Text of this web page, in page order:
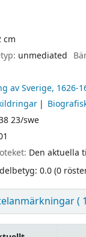
cm
unmediated
av Sverige, 1626-
23/swe
Den aktuella
0.0 (0
(